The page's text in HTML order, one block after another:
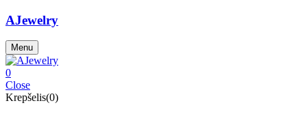
AJewelry
Menu
0
Close
Krepšelis(0)